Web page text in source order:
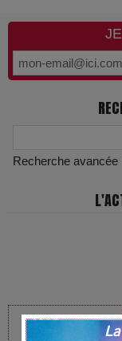
Recherche avancée